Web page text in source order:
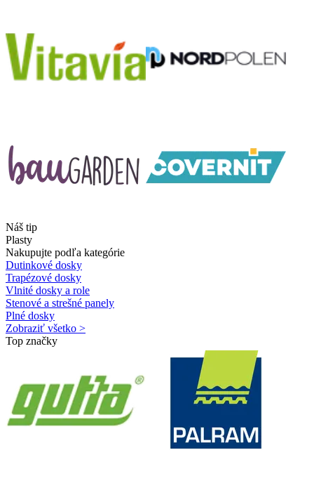
Náš tip
Plasty
Nakupujte podľa kategórie
Dutinkové dosky
Trapézové dosky
Vlnité dosky a role
Stenové a strešné panely
Plné dosky
Zobraziť všetko >
Top značky